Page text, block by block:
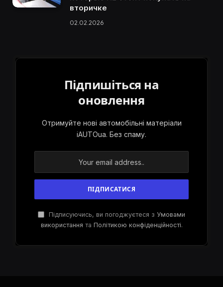
вторичке
02.02.2026
Підпишіться на
оновлення
Отримуйте нові автомобільні матеріали
iAUTOua. Без спаму.
Підписуючись, ви погоджуєтеся з Умовами
використання та Політикою конфіденційності.